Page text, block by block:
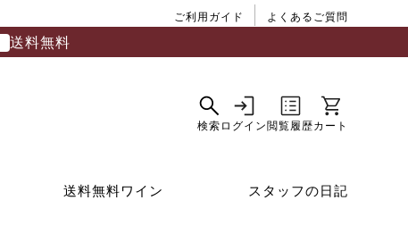
ご利用ガイド よくあるご質問
送料無料
送料無料ワイン スタッフの日記